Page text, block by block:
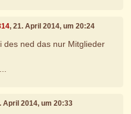
, 21. April 2014, um 20:24
des ned das nur Mitglieder
April 2014, um 20:33